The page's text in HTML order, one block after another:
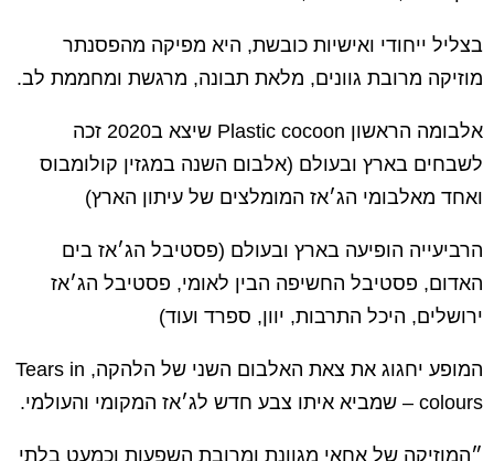
בצליל ייחודי ואישיות כובשת, היא מפיקה מהפסנתר
מוזיקה מרובת גוונים, מלאת תבונה, מרגשת ומחממת לב.
אלבומה הראשון Plastic cocoon שיצא ב2020 זכה
לשבחים בארץ ובעולם (אלבום השנה במגזין קולומבוס
ואחד מאלבומי הג׳אז המומלצים של עיתון הארץ)
הרביעייה הופיעה בארץ ובעולם (פסטיבל הג׳אז בים
האדום, פסטיבל החשיפה הבין לאומי, פסטיבל הג׳אז
ירושלים, היכל התרבות, יוון, ספרד ועוד)
המופע יחגוג את צאת האלבום השני של הלהקה, Tears in
colours – שמביא איתו צבע חדש לג׳אז המקומי והעולמי.
״המוזיקה של אחאי מגוונת ומרובת השפעות וכמעט בלתי